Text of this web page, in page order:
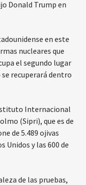
Donald Trump en
en este
nucleares que
el segundo lugar
recuperará dentro
Internacional
(Sipri), que es de
de 5.489 ojivas
Unidos y las 600 de
de las pruebas,